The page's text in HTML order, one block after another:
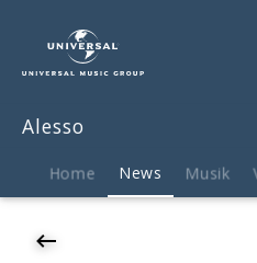
Kollaboration:
veröffentlicht
neue
"Midnight"
Alesso
Home News Musik